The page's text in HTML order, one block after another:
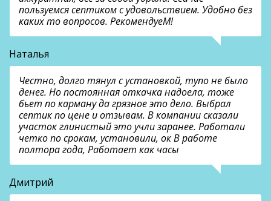
пользуемся септиком с удовольствием. Удобно без
каких то вопросов. РекомендуеМ!
Наталья
Честно, долго тянул с установкой, тупо не было
денег. Но постоянная откачка надоела, тоже
бьет по карману да грязное это дело. Выбрал
септик по цене и отзывам. В компании сказали
участок глинистый это учли заранее. Работали
четко по срокам, установили, ок В работе
полтора года, Работает как часы
Дмитрий